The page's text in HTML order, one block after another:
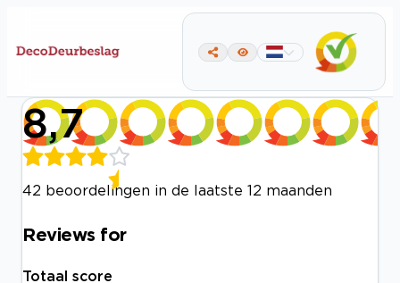
8,7
42 beoordelingen in de laatste 12 maanden
Reviews for
Totaal score